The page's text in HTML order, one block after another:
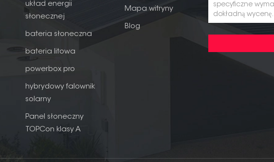
układ energii
słonecznej
bateria słoneczna
bateria litowa
powerbox pro
hybrydowy falownik
solarny
Panel słoneczny
TOPCon klasy A
Mapa witryny
Blog